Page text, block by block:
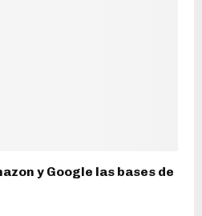
y Google las bases de